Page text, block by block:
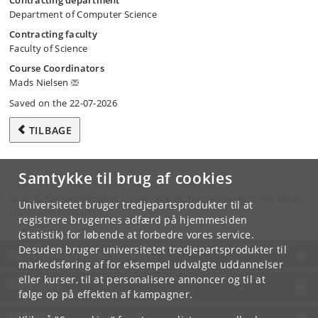
Samtykke til brug af cookies
Universitetet bruger tredjepartsprodukter til at
registrere brugernes adfærd på hjemmesiden
(statistik) for løbende at forbedre vores service.
Desuden bruger universitetet tredjepartsprodukter til
markedsføring af for eksempel udvalgte uddannelser
eller kurser, til at personalisere annoncer og til at
følge op på effekten af kampagner.
Department of Computer Science
Contracting faculty
Faculty of Science
Course Coordinators
Mads Nielsen
Saved on the 22-07-2026
TILBAGE
Hvis du har spørgsmål til kurset, skal du henvende dig til din lokale
studieadministration.
KØBENHAVNS UNIVERSITET
KONTAKT